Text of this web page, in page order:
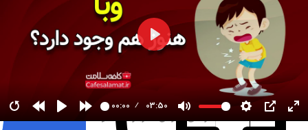
00:00 03:50